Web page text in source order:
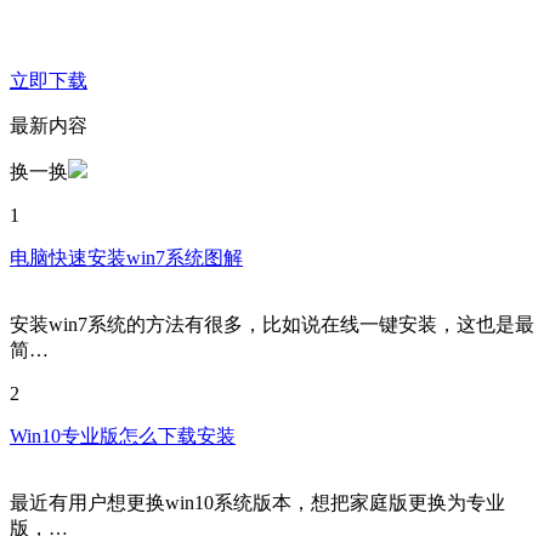
立即下载
最新内容
换一换
1
电脑快速安装win7系统图解
安装win7系统的方法有很多，比如说在线一键安装，这也是最
简…
2
Win10专业版怎么下载安装
最近有用户想更换win10系统版本，想把家庭版更换为专业
版，…